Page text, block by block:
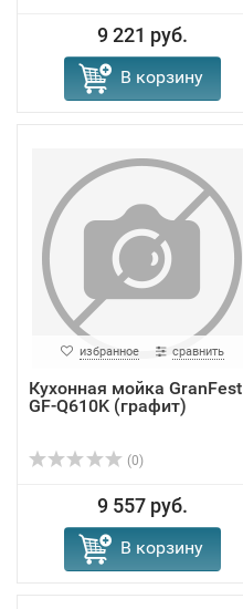
9 221 руб.
В корзину
избранное сравнить
Кухонная мойка GranFest
GF-Q610K (графит)
(0)
9 557 руб.
В корзину